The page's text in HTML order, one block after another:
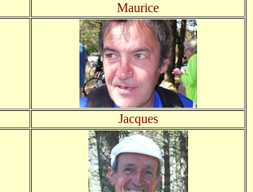
Maurice
Jacques